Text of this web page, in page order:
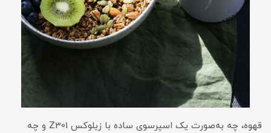
قهوه، چه به‌صورت یک اسپرسوی ساده با زیلوکس Z301 و چه